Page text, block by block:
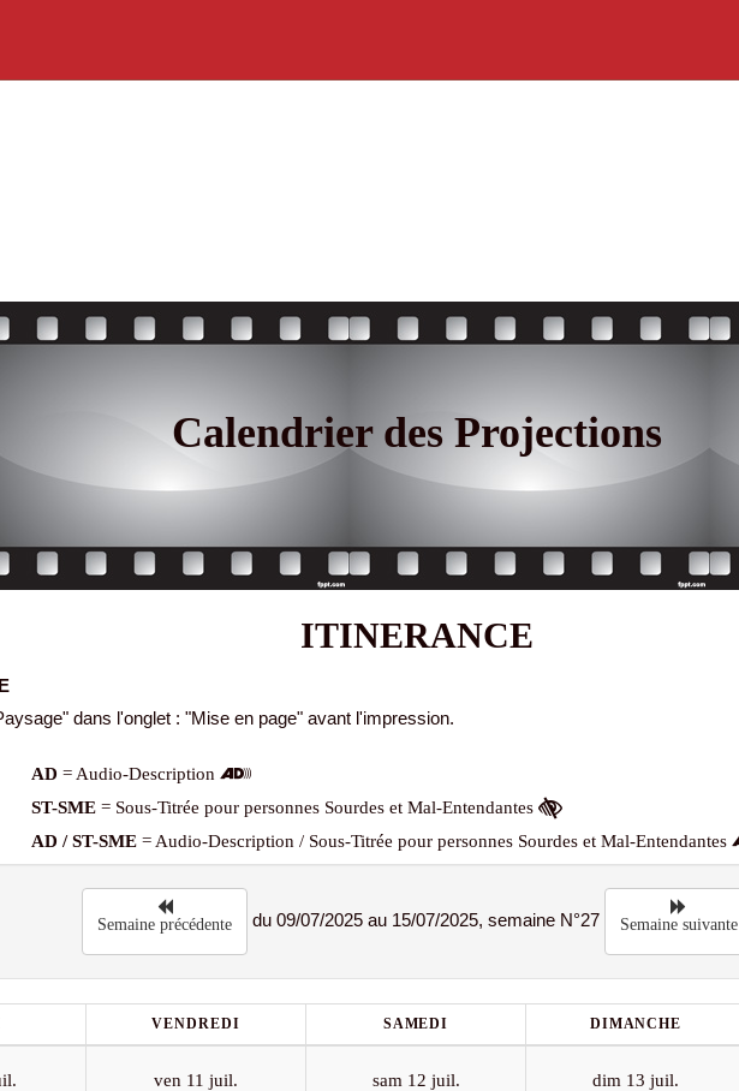
Calendrier des Projections
ITINERANCE
dans l'onglet : "Mise en page" avant l'impression.
AD = Audio-Description
ST-SME = Sous-Titrée pour personnes Sourdes et Mal-Entendantes
AD / ST-SME = Audio-Description / Sous-Titrée pour personnes Sourdes et Mal-Entendantes
Semaine précédente du 09/07/2025 au 15/07/2025, semaine N°27 Semaine suivante
VENDREDI SAMEDI DIMANCHE
ven 11 juil. sam 12 juil. dim 13 juil.